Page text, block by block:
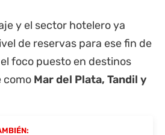
y el sector hotelero ya
de reservas para ese fin de
foco puesto en destinos
como Mar del Plata, Tandil y